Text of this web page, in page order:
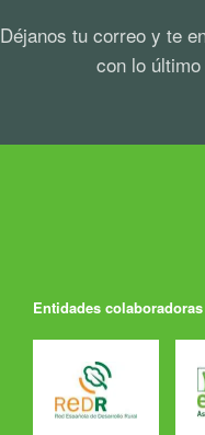
Déjanos tu correo y te
con lo
Entidades colaboradoras